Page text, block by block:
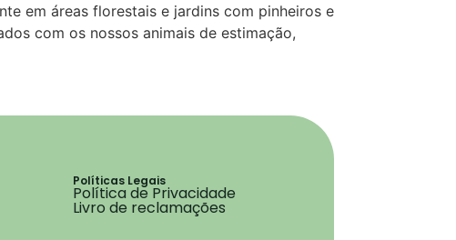
em áreas florestais e jardins com pinheiros e
com os nossos animais de estimação,
Políticas Legais
Política de Privacidade
Livro de reclamações